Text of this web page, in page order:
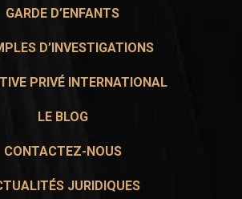
GARDE D’ENFANTS
D’INVESTIGATIONS
PRIVÉ INTERNATIONAL
LE BLOG
CONTACTEZ-NOUS
JURIDIQUES